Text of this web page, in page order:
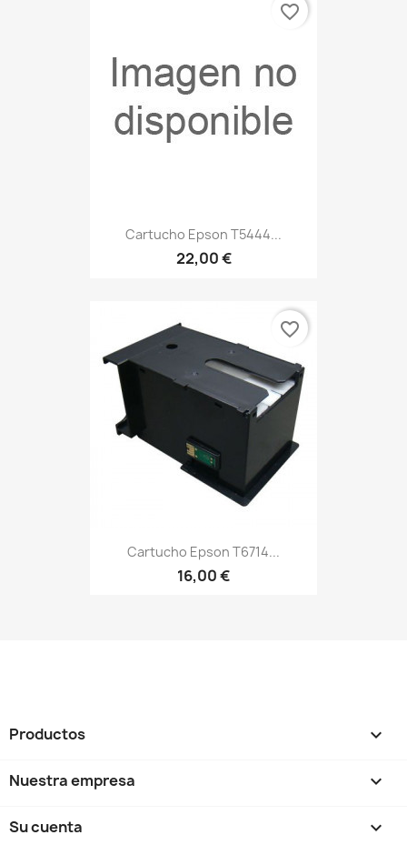
Cartucho Epson T5444...
22,00 €
favorite_border
Cartucho Epson T6714...
16,00 €
favorite_border
Productos 
Nuestra empresa 
Su cuenta 